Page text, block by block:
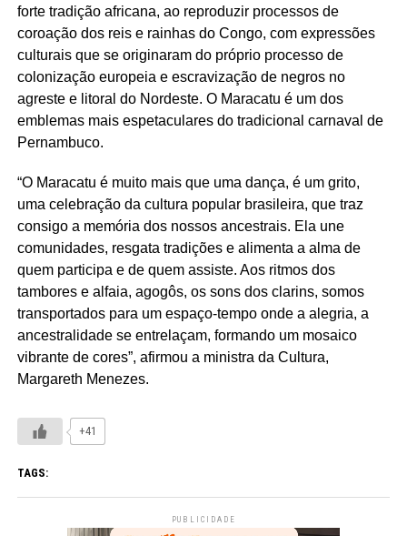
forte tradição africana, ao reproduzir processos de
coroação dos reis e rainhas do Congo, com expressões
culturais que se originaram do próprio processo de
colonização europeia e escravização de negros no
agreste e litoral do Nordeste. O Maracatu é um dos
emblemas mais espetaculares do tradicional carnaval de
Pernambuco.
“O Maracatu é muito mais que uma dança, é um grito,
uma celebração da cultura popular brasileira, que traz
consigo a memória dos nossos ancestrais. Ela une
comunidades, resgata tradições e alimenta a alma de
quem participa e de quem assiste. Aos ritmos dos
tambores e alfaia, agogôs, os sons dos clarins, somos
transportados para um espaço-tempo onde a alegria, a
ancestralidade se entrelaçam, formando um mosaico
vibrante de cores”, afirmou a ministra da Cultura,
Margareth Menezes.
+41
TAGS:
PUBLICIDADE